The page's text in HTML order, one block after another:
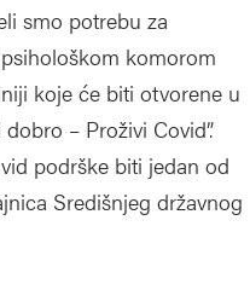
smo potrebu za
komorom
koje će biti otvorene u
– Proživi Covid”.
podrške biti jedan od
Središnjeg državnog